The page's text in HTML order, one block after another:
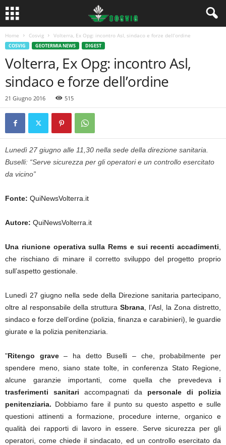
Home Cosvig Volterra, Ex Opg: incontro Asl, sindaco e forze dell’ordine
COSVIG GEOTERMIA NEWS DIGEST
Volterra, Ex Opg: incontro Asl,
sindaco e forze dell’ordine
21 Giugno 2016 515
Lunedì 27 giugno alle 11,30 nella sede della direzione sanitaria.
Buselli: “Serve sicurezza per gli operatori e un controllo esercitato
da vicino”
Fonte: QuiNewsVolterra.it
Autore: QuiNewsVolterra.it
Una riunione operativa sulla Rems e sui recenti accadimenti
che rischiano di minare il corretto sviluppo del progetto proprio
sull’aspetto gestionale.
Lunedì 27 giugno nella sede della Direzione sanitaria partecipano,
oltre al responsabile della struttura Sbrana , l’Asl, la Zona distretto,
sindaco e forze dell’ordine (polizia, finanza e carabinieri), le guardie
giurate e la polizia penitenziaria.
"Ritengo grave– ha detto Buselli – che, probabilmente per
spendere meno, siano state tolte, in conferenza Stato Regione,
alcune garanzie importanti, come quella che prevedeva i
trasferimenti sanitari accompagnati da personale di polizia
penitenziaria. Dobbiamo fare il punto su questo aspetto e sulle
questioni attinenti a formazione, procedure interne, organico e
qualità dei rapporti di lavoro in essere. Serve sicurezza per gli
operatori, come chiede il sindacato, ed un controllo esercitato da